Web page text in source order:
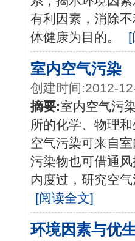
有利因素，消除
体健康为目的。
[
室内空气污染
创建时间:2012-
摘要:室内空气污
所的化学、物理
空气污染可来自
污染物也可借通
内度过，研究空
[阅读全文]
环境因素与优